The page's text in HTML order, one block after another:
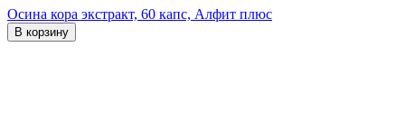
Осина кора экстракт, 60 капс, Алфит плюс
В корзину